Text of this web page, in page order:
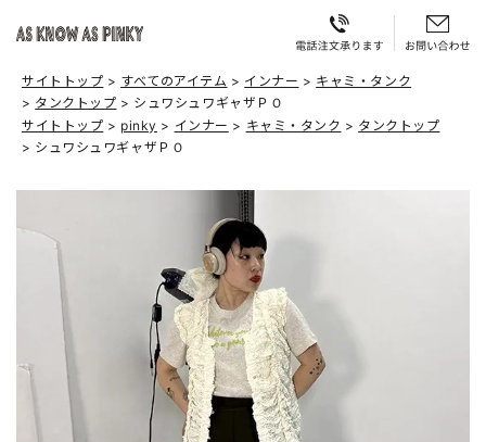
サイトトップ すべてのアイテム インナー
キャミ・タンク
タンクトップ
シュワシュワギャザＰＯ
サイトトップ
pinky インナー キャミ・タンク
タンクトップ
シュワシュワギャザＰＯ